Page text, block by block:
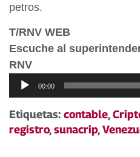
petros.
T/RNV WEB
Escuche al
RNV
Reproductor
de
audio
00:00
Etiquetas: contable,
registro,sunacrip,